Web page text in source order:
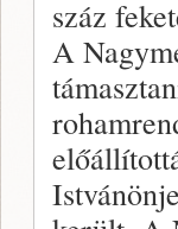
száz
A